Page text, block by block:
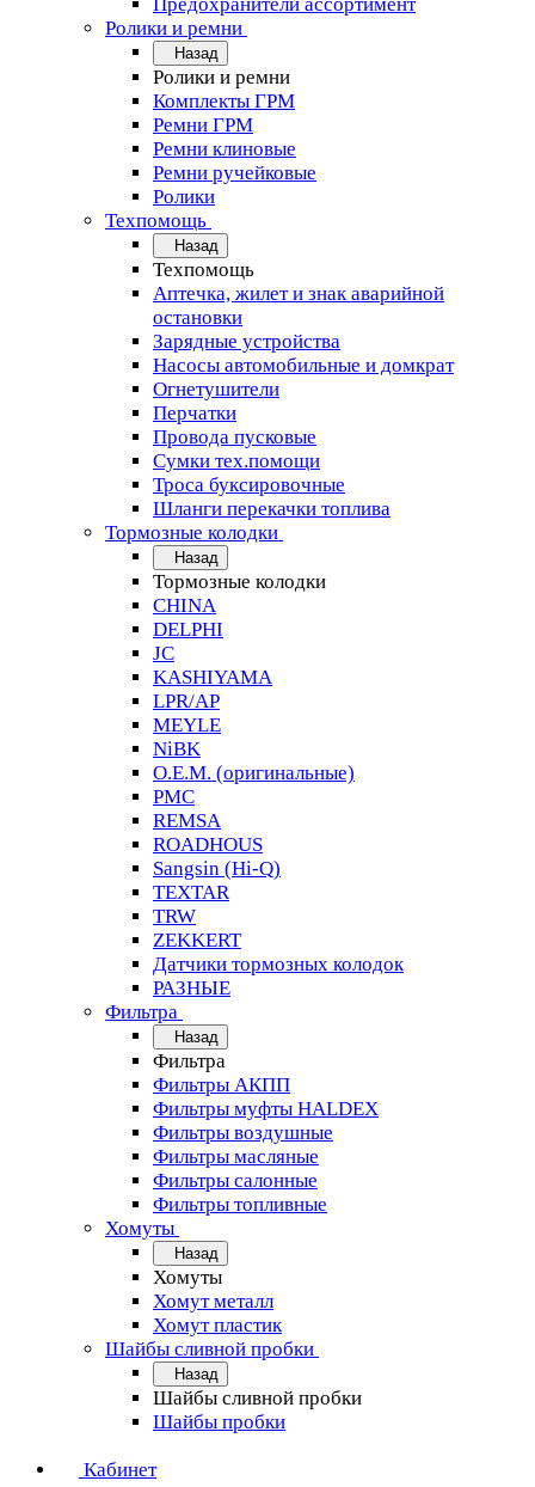
Ролики и ремни
Назад
Ролики и ремни
Комплекты ГРМ
Ремни ГРМ
Ремни клиновые
Ремни ручейковые
Ролики
Техпомощь
Назад
Техпомощь
Аптечка, жилет и знак аварийной
остановки
Зарядные устройства
Насосы автомобильные и домкрат
Огнетушители
Перчатки
Провода пусковые
Сумки тех.помощи
Троса буксировочные
Шланги перекачки топлива
Тормозные колодки
Назад
Тормозные колодки
CHINA
DELPHI
JC
KASHIYAMA
LPR/AP
MEYLE
NiBK
O.E.M. (оригинальные)
PMC
REMSA
ROADHOUS
Sangsin (Hi-Q)
TEXTAR
TRW
ZEKKERT
Датчики тормозных колодок
РАЗНЫЕ
Фильтра
Назад
Фильтра
Фильтры АКПП
Фильтры муфты HALDEX
Фильтры воздушные
Фильтры масляные
Фильтры салонные
Фильтры топливные
Хомуты
Назад
Хомуты
Хомут металл
Хомут пластик
Шайбы сливной пробки
Назад
Шайбы сливной пробки
Шайбы пробки
Кабинет